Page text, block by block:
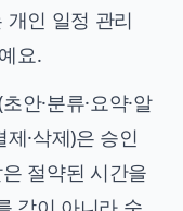
개인 일정 관리
요.
안·분류·요약·알
·삭제)은 승인
절약된 시간을